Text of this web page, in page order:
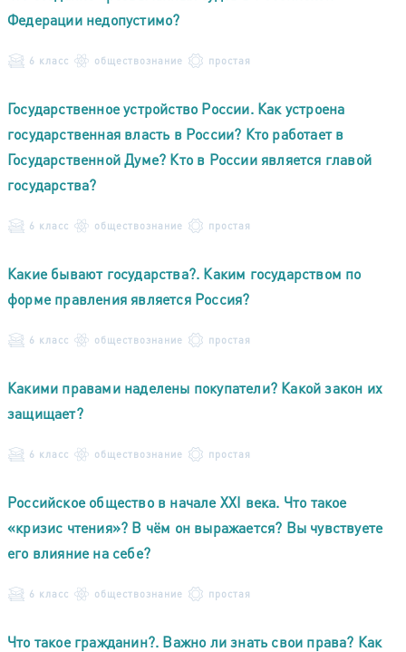
Федерации недопустимо?
6 класс обществознание простая
Государственное устройство России. Как устроена
государственная власть в России? Кто работает в
Государственной Думе? Кто в России является главой
государства?
6 класс обществознание простая
Какие бывают государства?. Каким государством по
форме правления является Россия?
6 класс обществознание простая
Какими правами наделены покупатели? Какой закон их
защищает?
6 класс обществознание простая
Российское общество в начале XXI века. Что такое
«кризис чтения»? В чём он выражается? Вы чувствуете
его влияние на себе?
6 класс обществознание простая
Что такое гражданин?. Важно ли знать свои права? Как